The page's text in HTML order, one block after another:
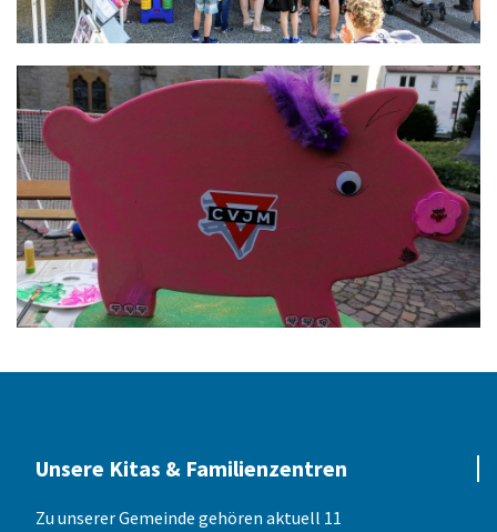
Unsere Kitas & Familienzentren
Zu unserer Gemeinde gehören aktuell 11